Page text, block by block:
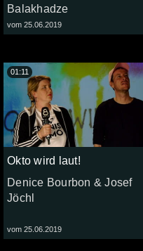
Balakhadze
vom 25.06.2019
Okto wird laut!
Denice Bourbon & Josef
Jöchl
vom 25.06.2019
01:11